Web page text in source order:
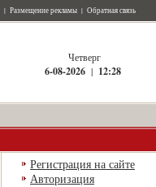
| Размещение рекламы | Обратная связь
Четверг
6-08-2026 | 12:28
Регистрация на сайте
Авторизация